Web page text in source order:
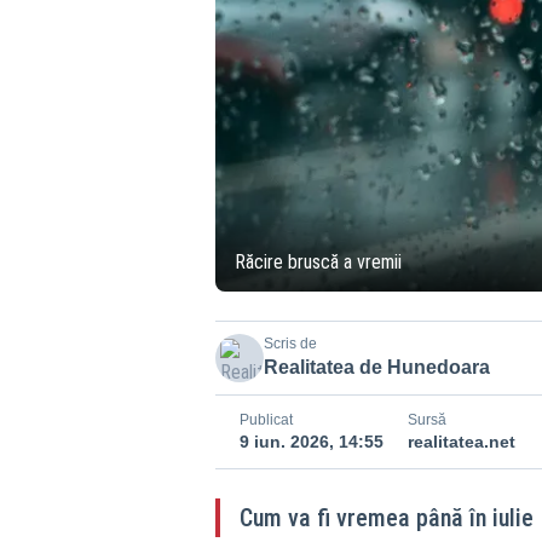
Răcire bruscă a vremii
Scris de
Realitatea de Hunedoara
Publicat
9 iun. 2026, 14:55
Sursă
realitatea.net
Cum va fi vremea până în iulie